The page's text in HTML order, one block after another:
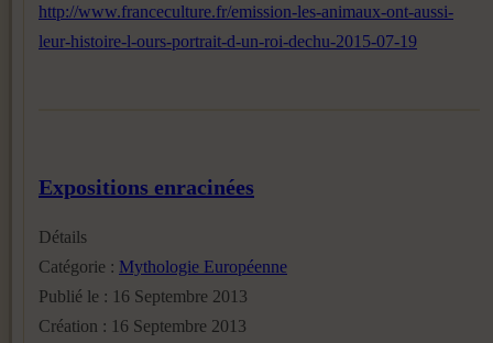
http://www.franceculture.fr/emission-les-animaux-ont-aussi-
leur-histoire-l-ours-portrait-d-un-roi-dechu-2015-07-19
Expositions enracinées
Détails
Catégorie : Mythologie Européenne
Publié le : 16 Septembre 2013
Création : 16 Septembre 2013